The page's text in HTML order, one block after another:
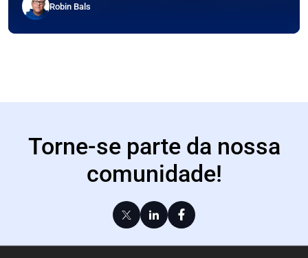
Robin Bals
Torne-se parte da nossa
comunidade!